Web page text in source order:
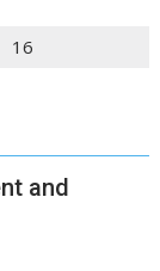
16
and